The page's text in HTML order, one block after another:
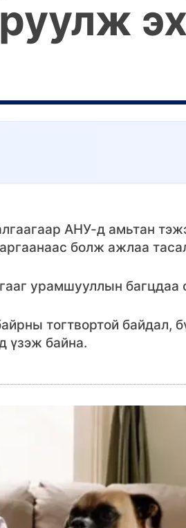
АНУ-д амьтан
болж ажлаа
урамшууллын багцдаа
тогтвортой байдал,
үзэж байна.